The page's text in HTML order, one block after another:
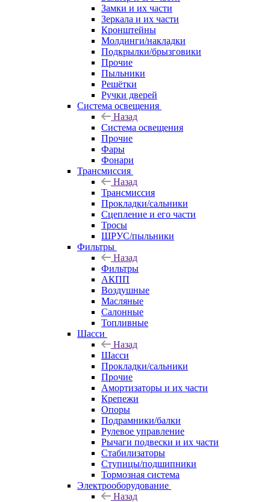
Замки и их части
Зеркала и их части
Кронштейны
Молдинги/накладки
Подкрылки/брызговики
Прочие
Пыльники
Решётки
Ручки дверей
Система освещения
Назад
Система освещения
Прочие
Фары
Фонари
Трансмиссия
Назад
Трансмиссия
Прокладки/сальники
Сцепление и его части
Тросы
ШРУС/пыльники
Фильтры
Назад
Фильтры
АКПП
Воздушные
Масляные
Салонные
Топливные
Шасси
Назад
Шасси
Прокладки/сальники
Прочие
Амортизаторы и их части
Крепежи
Опоры
Подрамники/балки
Рулевое управление
Рычаги подвески и их части
Стабилизаторы
Ступицы/подшипники
Тормозная система
Электрооборудование
Назад